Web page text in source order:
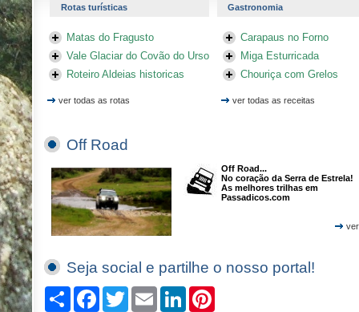
Rotas turísticas Gastronomia
Matas do Fragusto
Vale Glaciar do Covão do Urso
Roteiro Aldeias historicas
ver todas as rotas
Carapaus no Forno
Miga Esturricada
Chouriça com Grelos
ver todas as receitas
Off Road
Off Road...
No coração da Serra de Estrela!
As melhores trilhas em
Passadicos.com
Seja social e partilhe o nosso portal!
CompartilheFacebookTwitter Email LinkedIn